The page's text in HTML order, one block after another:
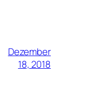
Dezember
18, 2018